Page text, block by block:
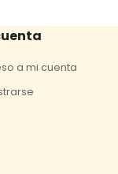
a mi cuenta